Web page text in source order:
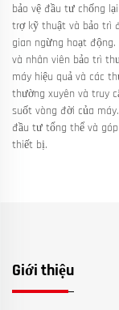
bảo vệ đầu tư chống
trợ kỹ thuật và bảo trì
gian ngừng hoạt
và nhân viên bảo trì
máy hiệu quả và các
thường xuyên và truy
suốt vòng đời của
đầu tư tổng thể và
thiết bị.
Giới thiệu